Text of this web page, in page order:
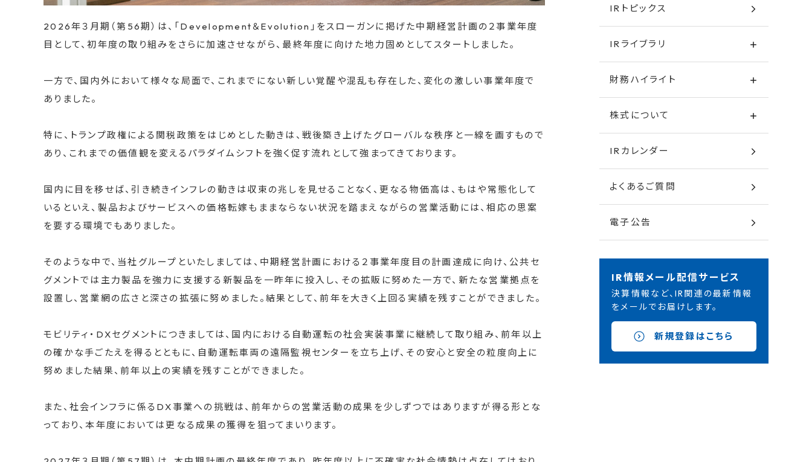
2026年３月期（第56期）は、「Development＆Evolution」をスローガンに掲げた中期経営計画の２事業年度
目として、初年度の取り組みをさらに加速させながら、最終年度に向けた地力固めとしてスタートしました。
一方で、国内外において様々な局面で、これまでにない新しい覚醒や混乱も存在した、変化の激しい事業年度で
ありました。
特に、トランプ政権による関税政策をはじめとした動きは、戦後築き上げたグローバルな秩序と一線を画すもので
あり、これまでの価値観を変えるパラダイムシフトを強く促す流れとして強まってきております。
国内に目を移せば、引き続きインフレの動きは収束の兆しを見せることなく、更なる物価高は、もはや常態化して
いるといえ、製品およびサービスへの価格転嫁もままならない状況を踏まえながらの営業活動には、相応の思案
を要する環境でもありました。
そのような中で、当社グループといたしましては、中期経営計画における２事業年度目の計画達成に向け、公共セ
グメントでは主力製品を強力に支援する新製品を一昨年に投入し、その拡販に努めた一方で、新たな営業拠点を
設置し、営業網の広さと深さの拡張に努めました。結果として、前年を大きく上回る実績を残すことができました。
モビリティ・DXセグメントにつきましては、国内における自動運転の社会実装事業に継続して取り組み、前年以上
の確かな手ごたえを得るとともに、自動運転車両の遠隔監視センターを立ち上げ、その安心と安全の粒度向上に
努めました結果、前年以上の実績を残すことができました。
また、社会インフラに係るDX事業への挑戦は、前年からの営業活動の成果を少しずつではありますが得る形とな
っており、本年度においては更なる成果の獲得を狙ってまいります。
IRトピックス
IRライブラリ
財務ハイライト
株式について
IRカレンダー
よくあるご質問
電子公告
IR情報メール配信サービス
決算情報など、IR関連の最新情報
をメールでお届けします。
新規登録はこちら